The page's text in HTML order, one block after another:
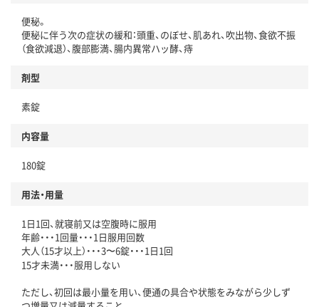
便秘。
便秘に伴う次の症状の緩和：頭重、のぼせ、肌あれ、吹出物、食欲不振
（食欲減退）、腹部膨満、腸内異常ハッ酵、痔
剤型
素錠
内容量
180錠
用法・用量
1日1回、就寝前又は空腹時に服用
年齢・・・1回量・・・1日服用回数
大人（15才以上）・・・3〜6錠・・・1日1回
15才未満・・・服用しない
ただし、初回は最小量を用い、便通の具合や状態をみながら少しず